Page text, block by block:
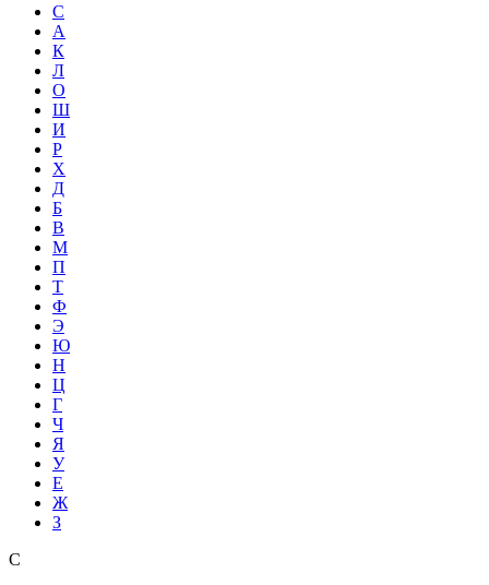
С
А
К
Л
О
Ш
И
Р
Х
Д
Б
В
М
П
Т
Ф
Э
Ю
Н
Ц
Г
Ч
Я
У
Е
Ж
З
С